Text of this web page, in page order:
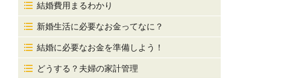
結婚費用まるわかり
新婚生活に必要なお金ってなに？
結婚に必要なお金を準備しよう！
どうする？夫婦の家計管理